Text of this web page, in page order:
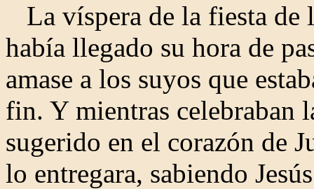
La víspera de la fiesta de
había llegado su hora de
amase a los suyos que
fin. Y mientras celebraban
sugerido en el corazón de
lo entregara, sabiendo